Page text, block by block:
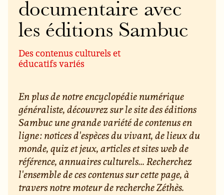
documentaire avec
les éditions Sambuc
Des contenus culturels et
éducatifs variés
En plus de notre encyclopédie numérique
généraliste, découvrez sur le site des éditions
Sambuc une grande variété de contenus en
ligne : notices d'espèces du vivant, de lieux du
monde, quiz et jeux, articles et sites web de
référence, annuaires culturels... Recherchez
l'ensemble de ces contenus sur cette page, à
travers notre moteur de recherche Zéthès.